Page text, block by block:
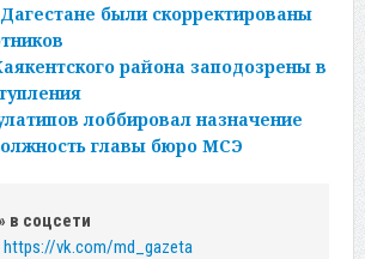
были скорректированы
района заподозрены в
лоббировал назначение
главы бюро МСЭ
в соцсети
https://vk.com/md_gazeta